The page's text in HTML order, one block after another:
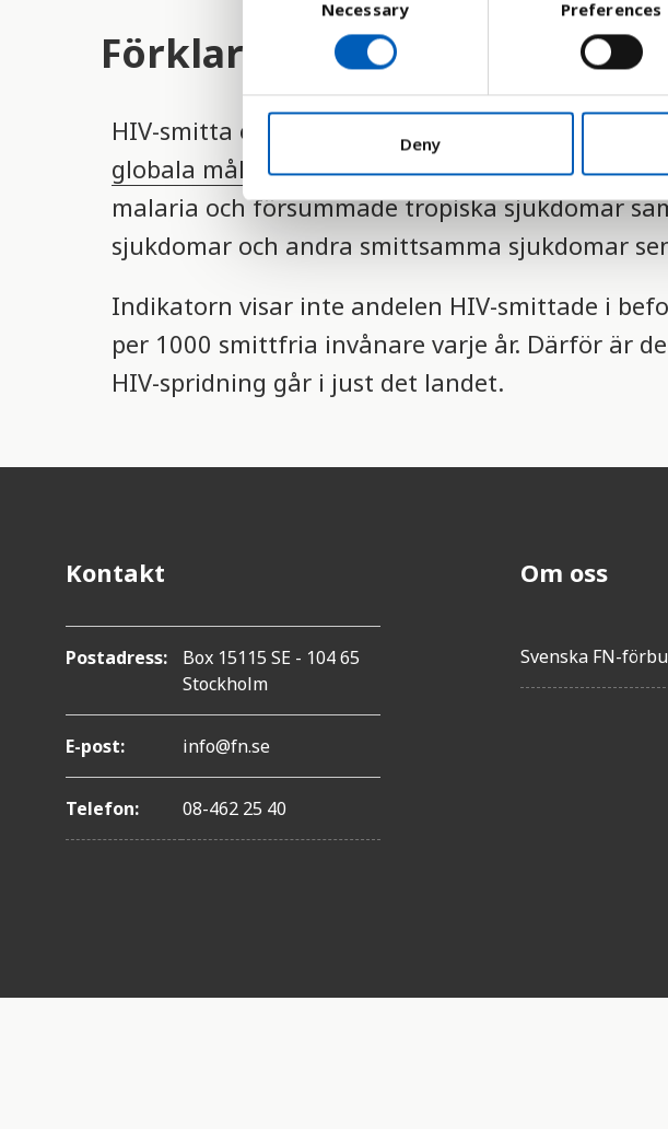
t
S
e
l
e
t
o
n
Necessary Preferences
Deny
Förklaring
HIV-smitta och aids utgör ett stort hot mot
globala mål för hållbar utvecklingär därför att
malaria och försummade tropiska sjukdomar
sjukdomar och andra smittsamma sjukdomar
Indikatorn visar inte andelen HIV-smittade i
per 1000 smittfria invånare varje år. Därför är
HIV-spridning går i just det landet.
Kontakt
Postadress:
Box 15115 SE - 104 65
Stockholm
E-post: info@fn.se
Telefon: 08-462 25 40
Om oss
Svenska FN-